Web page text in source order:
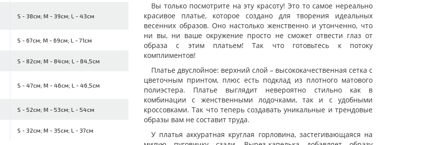
S - 38см; M - 39см; L - 43см
S - 67см; M - 69см; L - 71см
S - 82см; M - 84см; L - 84,5см
S - 47см; M - 46см; L - 46,5см
S - 52см; M - 53см; L - 54см
S - 32см; M - 35см; L - 37см
Вы только посмотрите на эту красоту! Это то самое нереально
красивое платье, которое создано для творения идеальных
весенних образов. Оно настолько женственно и утонченно, что
ни вы, ни ваше окружение просто не сможет отвести глаз от
образа с этим платьем! Так что готовьтесь к потоку
комплиментов!
Платье двуслойное: верхний слой – высококачественная сетка с
цветочным принтом, плюс есть подклад из плотного матового
полиэстера. Платье выглядит невероятно стильно как в
комбинации с женственными лодочками, так и с удобными
кроссовками. Так что теперь создавать уникальные и трендовые
образы вам не составит труда.
У платья аккуратная круглая горловина, застегивающаяся на